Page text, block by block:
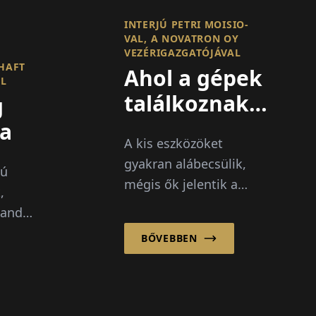
INTERJÚ PETRI MOISIO-
VAL, A NOVATRON OY
VEZÉRIGAZGATÓJÁVAL
Ahol a gépek
találkoznak
intelligenciával
A kis eszközöket
gyakran alábecsülik,
mégis ők jelentik a
különbséget.
BŐVEBBEN